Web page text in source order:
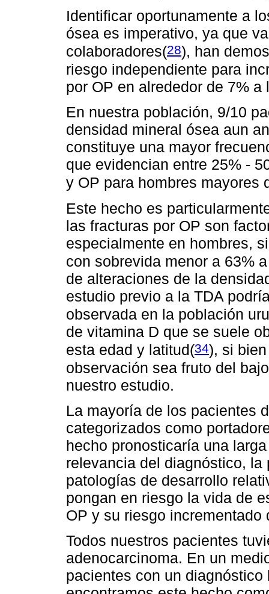
Identificar oportunamente a
ósea es imperativo, ya que
colaboradores(28), han
riesgo independiente para
por OP en alrededor de 7%
En nuestra población, 9/10
densidad mineral ósea aun
constituye una mayor
que evidencian entre 25% -
y OP para hombres mayores
Este hecho es
las fracturas por OP son
especialmente en hombres,
con sobrevida menor a 63%
de alteraciones de la
estudio previo a la TDA
observada en la población
de vitamina D que se suele
esta edad y latitud(34), si
observación sea fruto del
nuestro estudio.
La mayoría de los pacientes
categorizados como
hecho pronosticaría una
relevancia del diagnóstico,
patologías de desarrollo
pongan en riesgo la vida de
OP y su riesgo incrementado
Todos nuestros pacientes
adenocarcinoma. En un
pacientes con un